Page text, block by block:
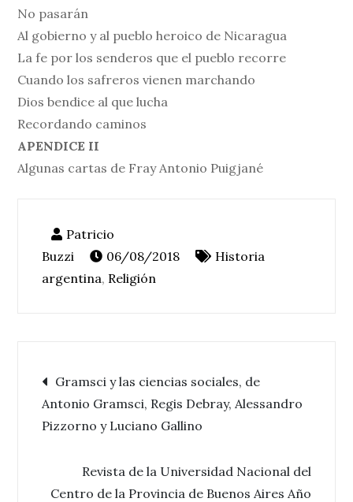
No pasarán
Al gobierno y al pueblo heroico de Nicaragua
La fe por los senderos que el pueblo recorre
Cuando los safreros vienen marchando
Dios bendice al que lucha
Recordando caminos
APENDICE II
Algunas cartas de Fray Antonio Puigjané
06/08/2018
Historia
argentina, Religión
Navegación
de
entradas
Gramsci y las ciencias sociales, de
Antonio Gramsci, Regis Debray, Alessandro
Pizzorno y Luciano Gallino
Revista de la Universidad Nacional del
Centro de la Provincia de Buenos Aires Año